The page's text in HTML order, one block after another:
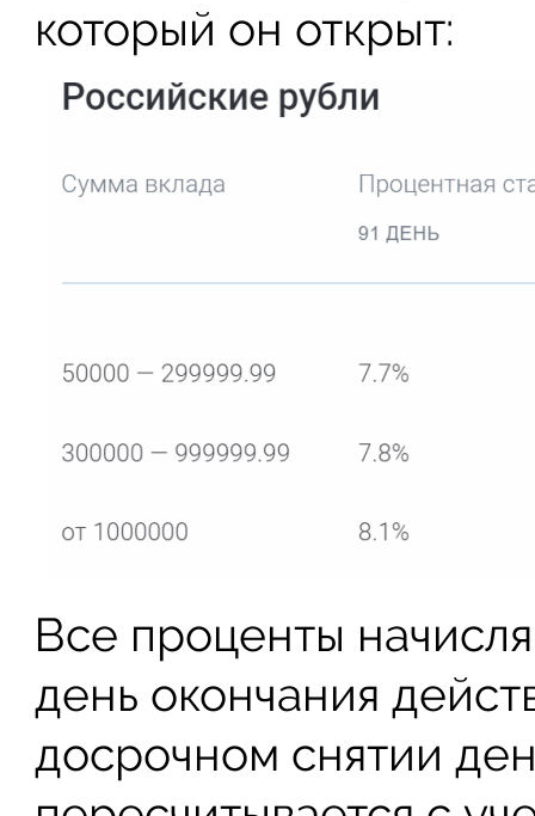
который он открыт:
Все проценты
день окончания
досрочном снятии